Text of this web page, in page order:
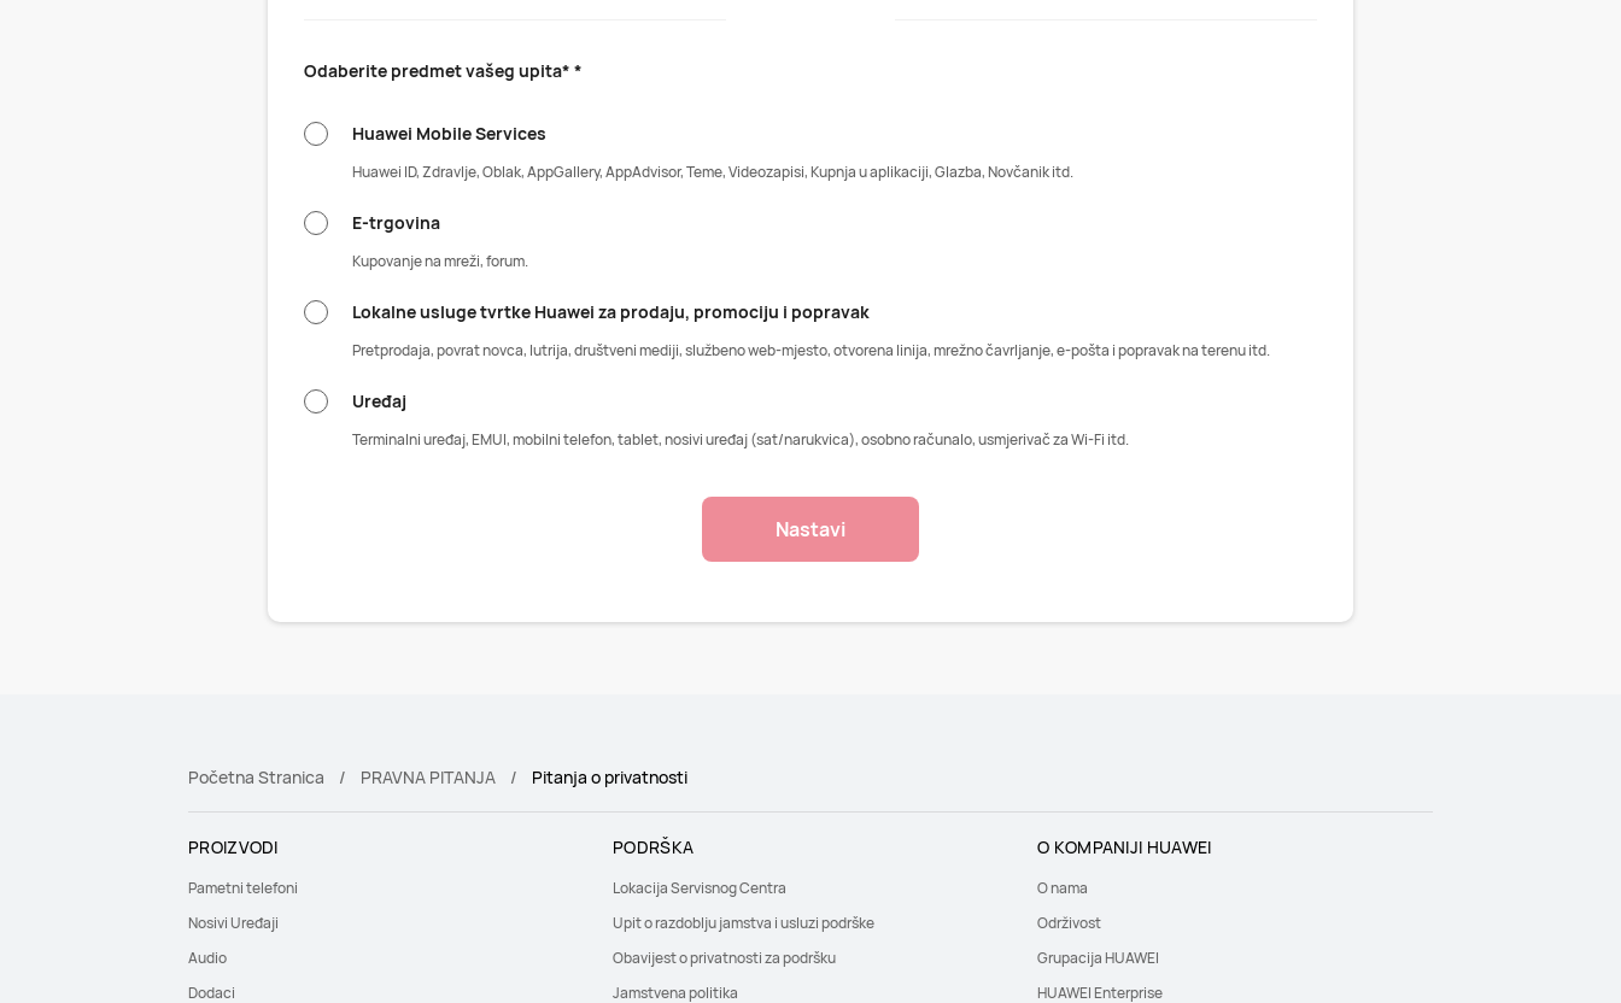
Odaberite predmet vašeg upita* *
Huawei Mobile Services
Huawei ID, Zdravlje, Oblak, AppGallery, AppAdvisor, Teme, Videozapisi, Kupnja u aplikaciji, Glazba, Novčanik itd.
E-trgovina
Kupovanje na mreži, forum.
Lokalne usluge tvrtke Huawei za prodaju, promociju i popravak
Pretprodaja, povrat novca, lutrija, društveni mediji, službeno web-mjesto, otvorena linija, mrežno čavrljanje, e-pošta i popravak na terenu itd.
Uređaj
Terminalni uređaj, EMUI, mobilni telefon, tablet, nosivi uređaj (sat/narukvica), osobno računalo, usmjerivač za Wi-Fi itd.
Nastavi
Početna Stranica PRAVNA PITANJA Pitanja o privatnosti
PROIZVODI
Pametni telefoni
Nosivi Uređaji
Audio
Dodaci
PODRŠKA
Lokacija Servisnog Centra
Upit o razdoblju jamstva i usluzi podrške
Obavijest o privatnosti za podršku
Jamstvena politika
O KOMPANIJI HUAWEI
O nama
Održivost
Grupacija HUAWEI
HUAWEI Enterprise